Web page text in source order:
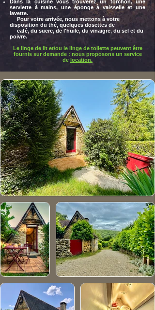
Dans la cuisine vous trouverez un torchon, une
serviette à mains, une éponge à vaisselle et une
lavette.
Pour votre arrivée, nous mettons à votre
disposition du thé, quelques dosettes de
café, du sucre, de l'huile, du vinaigre, du sel et du
poivre.
Le linge de lit et/ou le linge de toilette peuvent être
fournis sur demande : nous proposons un service
de location.